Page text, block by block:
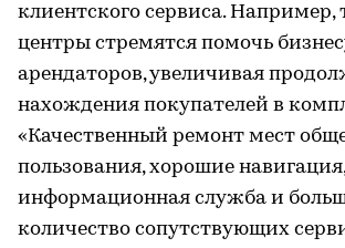
клиентского сервиса. Например,
центры стремятся помочь
арендаторов, увеличивая
нахождения покупателей в
«Качественный ремонт мест
пользования, хорошие навигация,
информационная служба и
количество сопутствующих